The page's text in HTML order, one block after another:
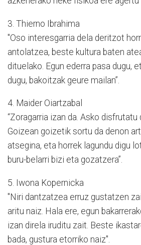
3. Thierno Ibrahima
"Oso interesgarria dela deritzot
antolatzea, beste kultura baten
dituelako. Egun ederra pasa dugu,
dugu, bakoitzak geure mailan”.
4. Maider Oiartzabal
“Zoragarria izan da. Asko disfrutatu
Goizean goizetik sortu da denon
atsegina, eta horrek lagundu digu
buru-belarri bizi eta gozatzera”.
5. Iwona Kopernicka
"Niri dantzatzea erruz gustatzen
aritu naiz. Hala ere, egun
izan direla iruditu zait. Beste
bada, gustura etorriko naiz".